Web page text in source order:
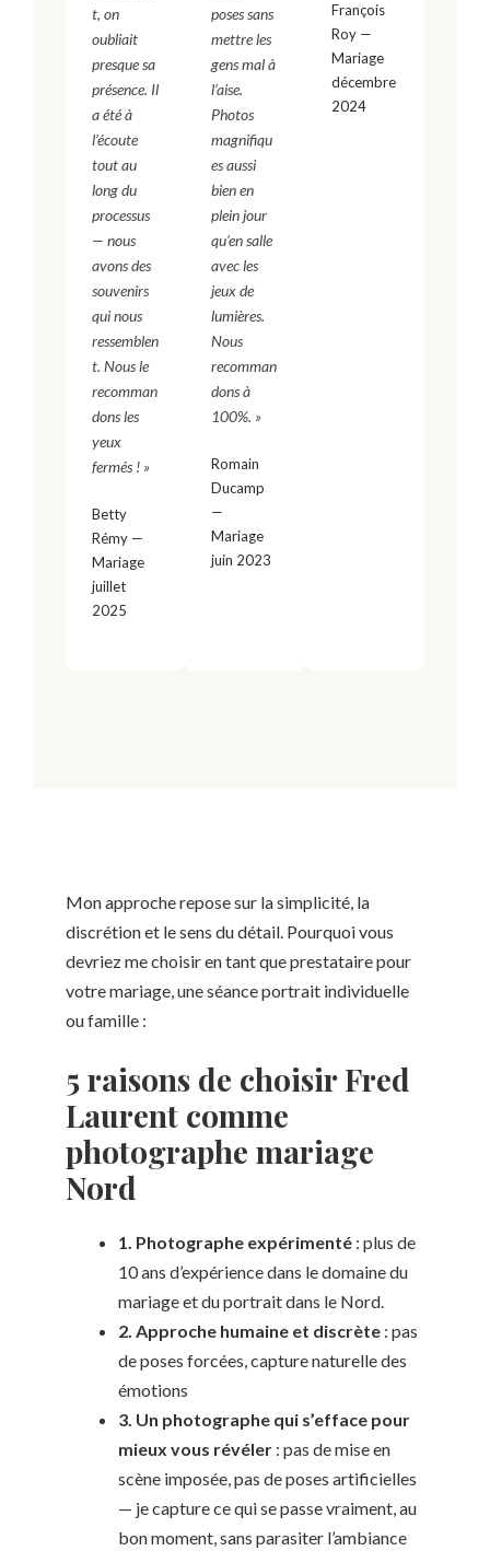
t, on
oubliait
presque sa
présence. Il
a été à
l’écoute
tout au
long du
processus
— nous
avons des
souvenirs
qui nous
ressemblen
t. Nous le
recomman
dons les
yeux
fermés ! »
Betty
Rémy —
Mariage
juillet
2025
poses sans
mettre les
gens mal à
l’aise.
Photos
magnifiqu
es aussi
bien en
plein jour
qu’en salle
avec les
jeux de
lumières.
Nous
recomman
dons à
100%. »
Romain
Ducamp
—
Mariage
juin 2023
François
Roy —
Mariage
décembre
2024
Mon approche repose sur la simplicité, la
discrétion et le sens du détail. Pourquoi vous
devriez me choisir en tant que prestataire pour
votre mariage, une séance portrait individuelle
ou famille :
5 raisons de choisir Fred
Laurent comme
photographe mariage
Nord
1. Photographe expérimenté : plus de
10 ans d’expérience dans le domaine du
mariage et du portrait dans le Nord.
2. Approche humaine et discrète : pas
de poses forcées, capture naturelle des
émotions
3. Un photographe qui s’efface pour
mieux vous révéler : pas de mise en
scène imposée, pas de poses artificielles
— je capture ce qui se passe vraiment, au
bon moment, sans parasiter l’ambiance